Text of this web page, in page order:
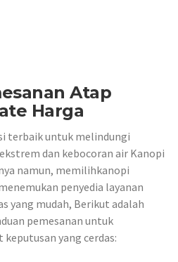
Atap
Harga
terbaik untuk melindungi
dan kebocoran air Kanopi
namun, memilihkanopi
penyedia layanan
yang mudah, Berikut adalah
pemesanan untuk
yang cerdas: